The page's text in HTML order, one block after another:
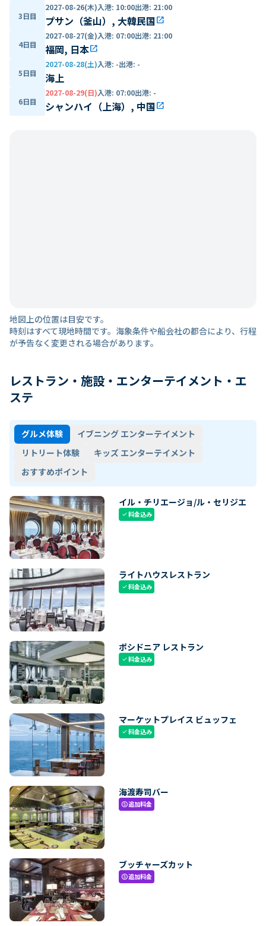
3日目
2027-08-26(木)入港: 10:00出港: 21:00
プサン（釜山）, 大韓民国open_in_new
4日目
2027-08-27(金)入港: 07:00出港: 21:00
福岡, 日本open_in_new
5日目
2027-08-28(土)入港: -出港: -
海上
6日目
2027-08-29(日)入港: 07:00出港: -
シャンハイ（上海）, 中国open_in_new
地図上の位置は目安です。
時刻はすべて現地時間です。海象条件や船会社の都合により、行程
が予告なく変更される場合があります。
レストラン・施設・エンターテイメント・エ
ステ
グルメ体験
イブニング エンターテイメント
リトリート体験
キッズ エンターテイメント
おすすめポイント
イル・チリエージョ/ル・セリジエ
check料金込み
ライトハウスレストラン
check料金込み
ポシドニア レストラン
check料金込み
マーケットプレイス ビュッフェ
check料金込み
海渡寿司バー
paid追加料金
ブッチャーズカット
paid追加料金